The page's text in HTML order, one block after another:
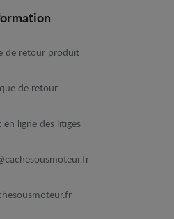
de retour produit
de retour
en ligne des litiges